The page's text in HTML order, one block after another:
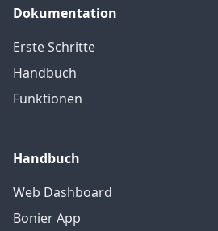
Dokumentation
Erste Schritte
Handbuch
Funktionen
Handbuch
Web Dashboard
Bonier App